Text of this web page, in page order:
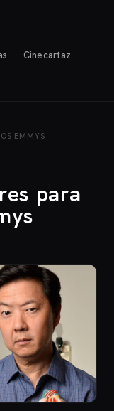
Cinecartaz
EMMYS
para